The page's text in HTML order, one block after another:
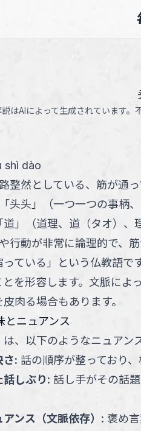
はAIによって生成されています。
shì dào
整然としている、筋が通
「头头 」 （一つ一つの事柄
道」 （道理、道（タオ）、
行動が非常に論理的で、
ている」という仏教語で
とを形容します。文脈によ
肉る場合もあります。
とニュアンス
は、以下のようなニュアン
さ: 話の順序が整っており
話しぶり: 話し手がその話
ンス（文脈依存） : 褒め